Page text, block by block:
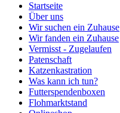
Startseite
Über uns
Wir suchen ein Zuhause
Wir fanden ein Zuhause
Vermisst - Zugelaufen
Patenschaft
Katzenkastration
Was kann ich tun?
Futterspendenboxen
Flohmarktstand